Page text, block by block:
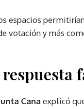
espacios
votación y más
Cana explicó